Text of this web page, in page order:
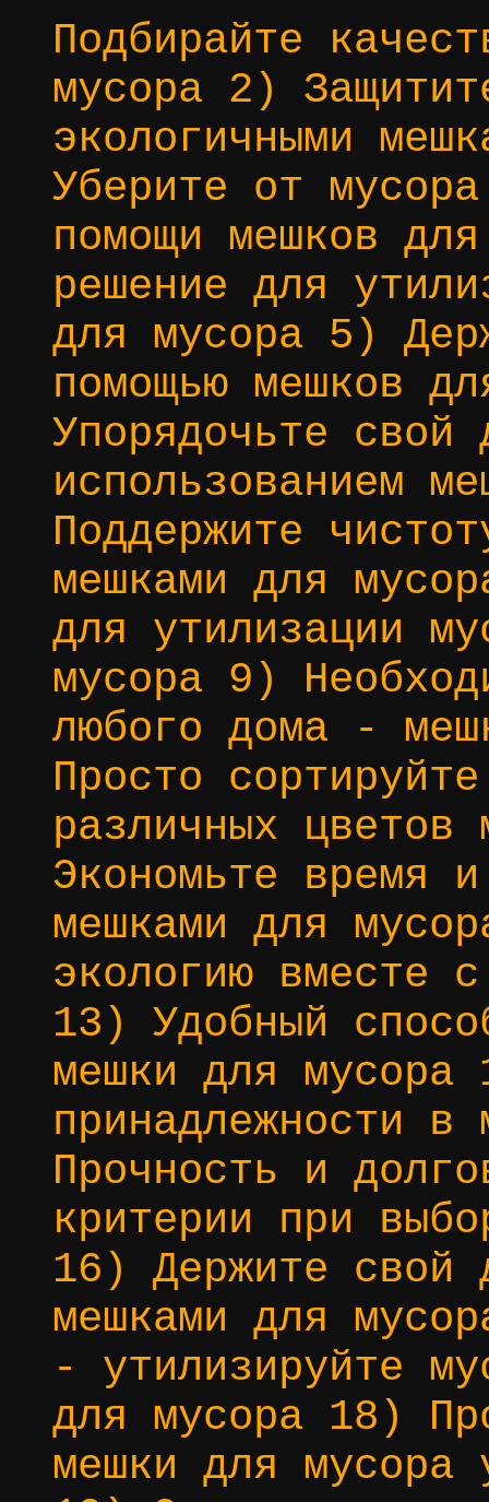
Подбирайте
мусора 2)
экологичными
Уберите от
помощи мешков
решение для
для мусора 5)
помощью мешков
Упорядочьте
использованием
Поддержите
мешками для
для утилизации
мусора 9)
любого дома -
Просто
различных
Экономьте время
мешками для
экологию вместе
13) Удобный
мешки для мусора
принадлежности
Прочность и
критерии при
16) Держите свой
мешками для
- утилизируйте
для мусора 18)
мешки для мусора